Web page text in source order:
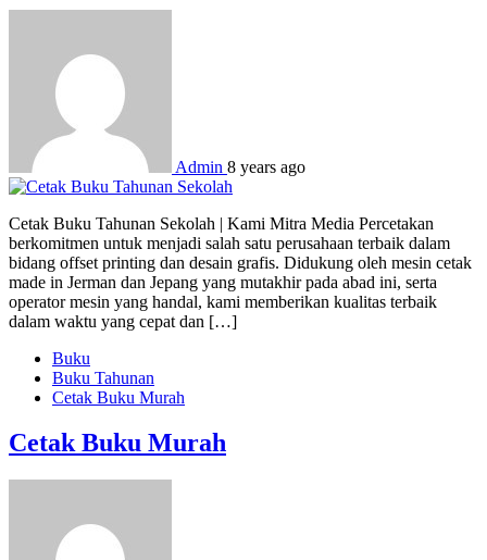
Admin 8 years ago
Cetak Buku Tahunan Sekolah | Kami Mitra Media Percetakan
berkomitmen untuk menjadi salah satu perusahaan terbaik dalam
bidang offset printing dan desain grafis. Didukung oleh mesin cetak
made in Jerman dan Jepang yang mutakhir pada abad ini, serta
operator mesin yang handal, kami memberikan kualitas terbaik
dalam waktu yang cepat dan […]
Buku
Buku Tahunan
Cetak Buku Murah
Cetak Buku Murah